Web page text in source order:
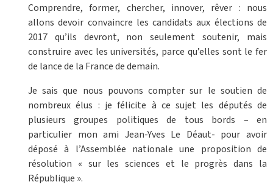
Comprendre, former, chercher, innover, rêver : nous
allons devoir convaincre les candidats aux élections de
2017 qu’ils devront, non seulement soutenir, mais
construire avec les universités, parce qu’elles sont le fer
de lance de la France de demain.
Je sais que nous pouvons compter sur le soutien de
nombreux élus : je félicite à ce sujet les députés de
plusieurs groupes politiques de tous bords – en
particulier mon ami Jean-Yves Le Déaut- pour avoir
déposé à l’Assemblée nationale une proposition de
résolution « sur les sciences et le progrès dans la
République ».